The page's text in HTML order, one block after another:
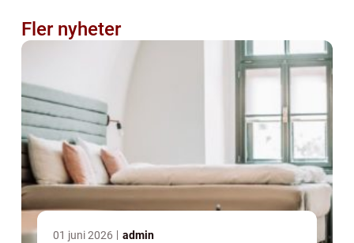
Fler nyheter
01 juni 2026 admin